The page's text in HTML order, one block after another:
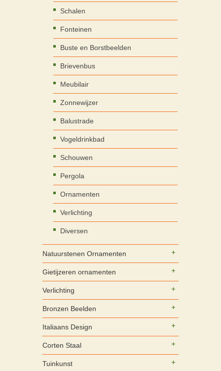
Schalen
Fonteinen
Buste en Borstbeelden
Brievenbus
Meubilair
Zonnewijzer
Balustrade
Vogeldrinkbad
Schouwen
Pergola
Ornamenten
Verlichting
Diversen
Natuurstenen Ornamenten
Gietijzeren ornamenten
Verlichting
Bronzen Beelden
Italiaans Design
Corten Staal
Tuinkunst